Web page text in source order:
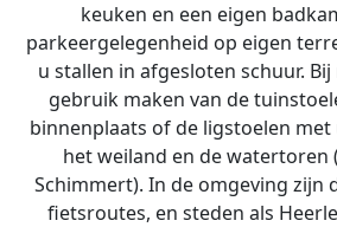
keuken en een eigen
parkeergelegenheid op eigen
u stallen in afgesloten schuur.
gebruik maken van de
binnenplaats of de ligstoelen
het weiland en de watertoren
Schimmert). In de omgeving zijn
fietsroutes, en steden als